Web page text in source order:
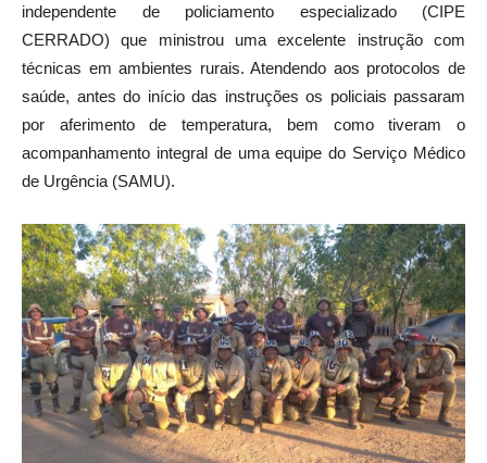
independente de policiamento especializado (CIPE
CERRADO) que ministrou uma excelente instrução com
técnicas em ambientes rurais. Atendendo aos protocolos de
saúde, antes do início das instruções os policiais passaram
por aferimento de temperatura, bem como tiveram o
acompanhamento integral de uma equipe do Serviço Médico
de Urgência (SAMU).